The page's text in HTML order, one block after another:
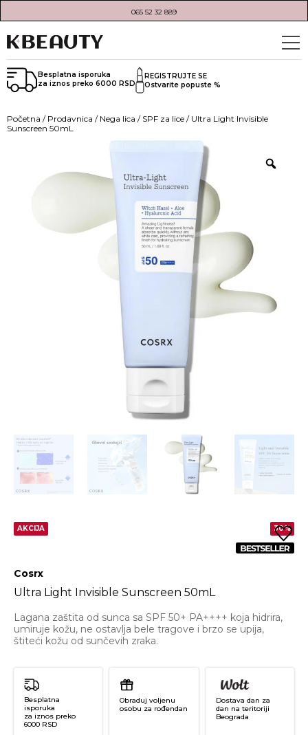
065 52 32 889
Besplatna isporuka
za iznos preko 6000 RSD
REGISTRUJTE SE
Ostvarite popuste %
Početna / Prodavnica / Nega lica / SPF za lice / Ultra Light Invisible
Sunscreen 50mL
AKCIJA 30%
Cosrx
Ultra Light Invisible Sunscreen 50mL
Lagana zaštita od sunca sa SPF 50+ PA++++ koja hidrira,
umiruje kožu, ne ostavlja bele tragove i brzo se upija,
štiteći kožu od sunčevih zraka.
Besplatna
isporuka
za iznos preko
6000 RSD
Obraduj voljenu
osobu za rođendan
Dostava dan za
dan na teritoriji
Beograda